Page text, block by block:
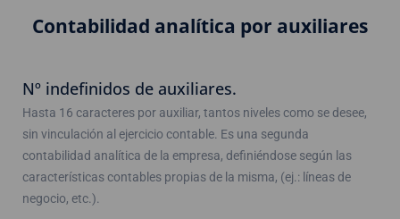
Contabilidad analítica por auxiliares
Nº indefinidos de auxiliares.
Hasta 16 caracteres por auxiliar, tantos niveles como se desee,
sin vinculación al ejercicio contable. Es una segunda
contabilidad analítica de la empresa, definiéndose según las
características contables propias de la misma, (ej.: líneas de
negocio, etc.).